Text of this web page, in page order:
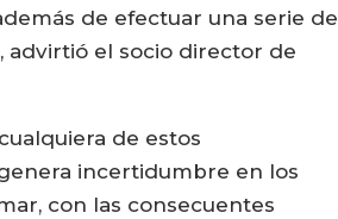
de efectuar una serie de
advirtió el socio director de
de estos
incertidumbre en los
con las consecuentes